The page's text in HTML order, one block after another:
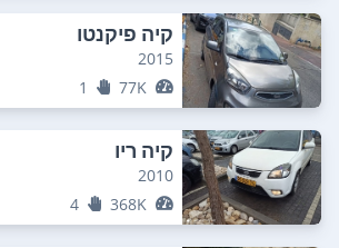
קיה פיקנטו
2015
77K
1
קיה ריו
2010
368K
4